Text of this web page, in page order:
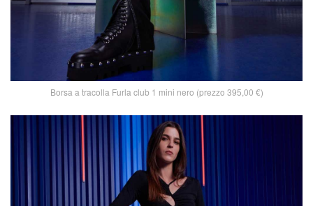
Borsa a tracolla Furla club 1 mini nero (prezzo 395,00 €)